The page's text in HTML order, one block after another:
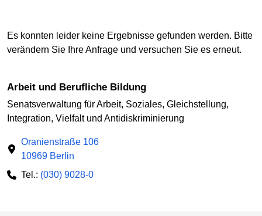
Es konnten leider keine Ergebnisse gefunden werden. Bitte
verändern Sie Ihre Anfrage und versuchen Sie es erneut.
Arbeit und Berufliche Bildung
Senatsverwaltung für Arbeit, Soziales, Gleichstellung,
Integration, Vielfalt und Antidiskriminierung
Oranienstraße 106
10969 Berlin
Tel.: (030) 9028-0